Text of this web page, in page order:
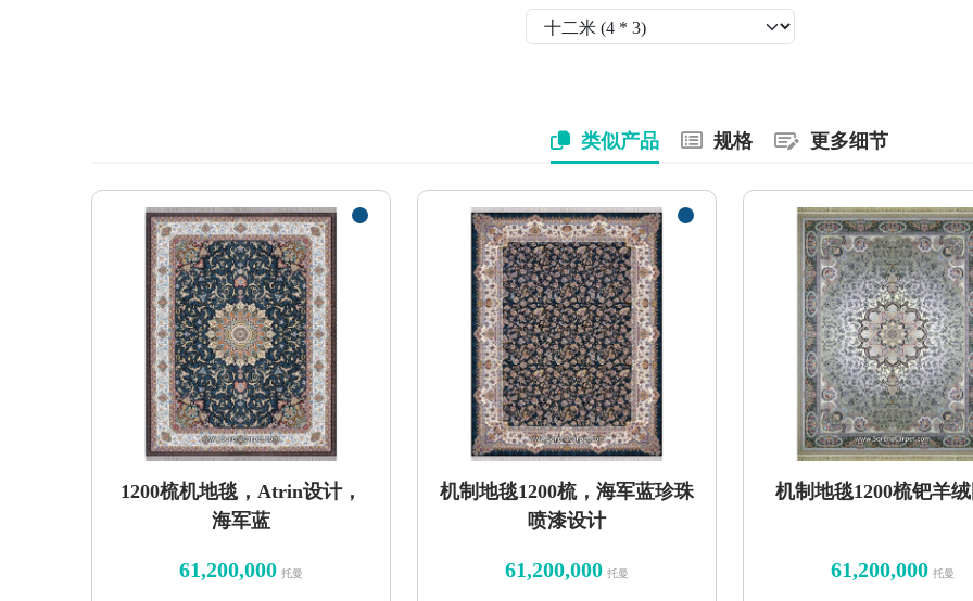
类似产品 规格 更多细节
1200梳机地毯，Atrin设计，
海军蓝
61,200,000 托曼
机制地毯1200梳，海军蓝珍珠
喷漆设计
61,200,000 托曼
机制地毯1200梳钯羊
61,200,000 托曼